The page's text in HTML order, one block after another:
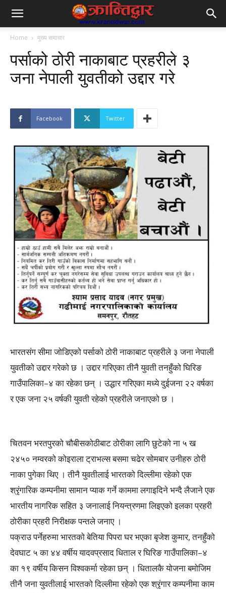
Home मुख्य समाचार
पर्साको ठोरी नाकाबाट प्रहरीले ३
जना नेपाली युवतीको उद्दार गरे
Facebook Twitter
भारतसंग सीमा जोडिएको पर्साको ठोरी नाकाबाट प्रहरीले ३ जना नेपाली
युवतीको उद्दार गरेको छ । उद्दार गरिएका तीनै युवती तनहुँको घिरिङ
गाउँपालिका–४ का रहेका छन् । उद्धार गरिएका मध्ये दुईजना २२ वर्षका
र एक जना २५ वर्षकी युवती रहेको प्रहरीले जनाएको छ ।
चितवन भरतपुरको चौबीसकोठीबाट ठोरीका लागि छुटेको ना ५ ख
२४५० नम्वरको कोइराला ट्राभल्स बसमा चढेर सोमबार उनीहरु ठोरी
नाका पुगेका थिए । तीनै युवतीलाई भारतको दिल्लीमा रहेको एक
श्रृंगारिक कम्पनीमा सामान प्याक गर्ने काममा लगाइदिने भन्दै लैजाने एक
भारतीय नागरिक सहित ३ जनालाई नियन्त्रणमा लिइएको इलका प्रहरी
ठोरीका प्रहरी निरीक्षक पन्तले जनाए ।
पक्राउ पर्नेहरुमा भारतको बेतिया पिपरा घर भएका बृजेश कुमार, तनहुँको
देवघाट ५ का ४४ वर्षीय यादवप्रसाद धिताल र घिरिङ गाउँपालिका–४
का १९ वर्षीय किसन विश्वकर्मा रहेका छन् । धितालकै योजना बमोजिम
तीनै जना युवतीलाई भारतको दिल्लीमा रहेको एक श्रृंगार कम्पनीमा काम